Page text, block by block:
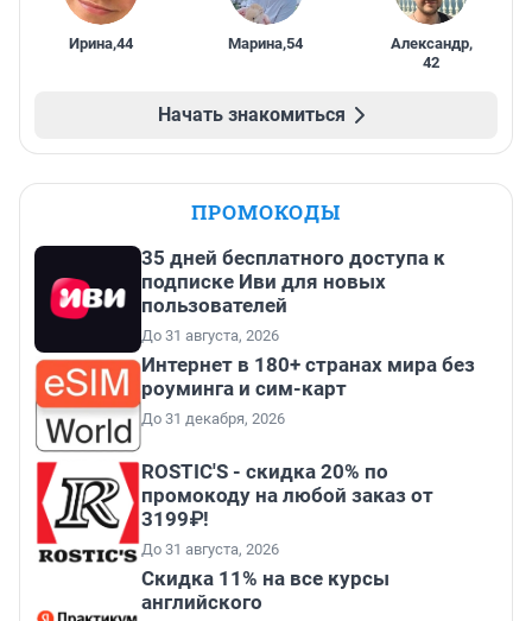
Ирина,44 Марина,54 Александр,
42
Начать знакомиться
ПРОМОКОДЫ
35 дней бесплатного доступа к
подписке Иви для новых
пользователей
До 31 августа, 2026
Интернет в 180+ странах мира без
роуминга и сим-карт
До 31 декабря, 2026
ROSTIC'S - скидка 20% по
промокоду на любой заказ от
3199₽!
До 31 августа, 2026
Скидка 11% на все курсы
английского